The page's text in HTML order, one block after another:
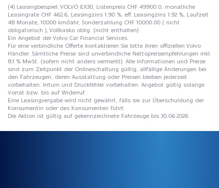
(4) Leasingbeispiel: VOLVO EX30, Listenpreis CHF 49900.0, monatliche
Leasingrate CHF 462.6, Leasingzins 1.90 %, eff. Leasingzins 1.92 %, Laufzeit
48 Monate, 10000 km/Jahr, Sonderzahlung CHF 10000.00 ( nicht
obligatorisch ), Vollkasko oblig. (nicht enthalten)
Ein Angebot der Volvo Car Financial Services.
Für eine verbindliche Offerte kontaktieren Sie bitte ihren offiziellen Volvo
Händler. Sämtliche Preise sind unverbindliche Nettopreisempfehlungen inkl.
8,1 % MwSt. (sofern nicht anders vermerkt). Alle Informationen und Preise
sind zum Zeitpunkt der Onlineschaltung gültig, allfällige Änderungen bei
den Fahrzeugen, deren Ausstattung oder Preisen bleiben jederzeit
vorbehalten. Irrtum und Druckfehler vorbehalten. Angebot gültig solange
Vorrat bzw. bis auf Widerruf.
Eine Leasingvergabe wird nicht gewährt, falls sie zur Überschuldung der
Konsumentin oder des Konsumenten führt.
Die Aktion ist gültig auf gekennzeichnete Fahrzeuge bis 30.06.2026 .